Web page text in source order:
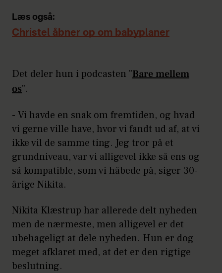
Læs også:
Christel åbner op om babyplaner
Det deler hun i podcasten "Bare mellem
os".
- Vi havde en snak om fremtiden, og hvad
vi gerne ville have, hvor vi fandt ud af, at vi
ikke vil de samme ting. Jeg tror på et
grundniveau, var vi alligevel ikke så ens og
så kompatible, som vi håbede på, siger 30-
årige Nikita.
Nikita Klæstrup har allerede delt nyheden
men de nærmeste, men alligevel er det
ubehageligt at dele nyheden. Hun er dog
meget afklaret med, at det er den rigtige
beslutning.